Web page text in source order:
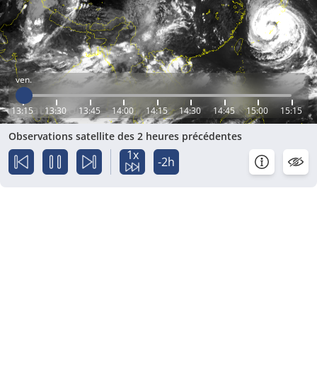
ven.
13:15 13:30 13:45 14:00 14:15 14:30 14:45 15:00 15:15
Observations satellite des 2 heures précédentes
1x -2h